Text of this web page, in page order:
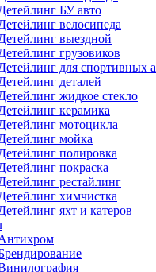
БУ авто
велосипеда
выездной
грузовиков
для спортивных
деталей
жидкое стекло
керамика
мотоцикла
мойка
полировка
покраска
рестайлинг
химчистка
яхт и катеров